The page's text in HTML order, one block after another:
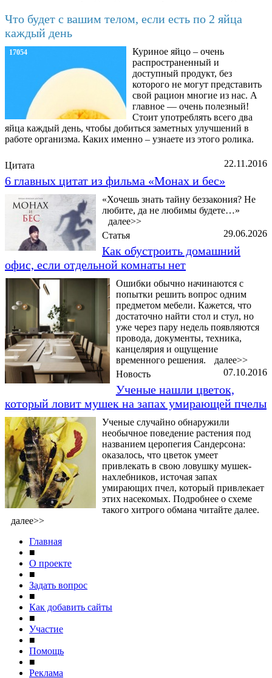
Что будет с вашим телом, если есть по 2 яйца
каждый день
17054
Куриное яйцо – очень
распространенный и
доступный продукт, без
которого не могут представить
свой рацион многие из нас. А
главное — очень полезный!
Стоит употреблять всего два
яйца каждый день, чтобы добиться заметных улучшений в
работе организма. Каких именно – узнаете из этого ролика.
22.11.2016
Цитата
6 главных цитат из фильма «Монах и бес»
«Хочешь знать тайну беззакония? Не
любите, да не любимы будете…»
далее>>
29.06.2026
Статья
Как обустроить домашний
офис, если отдельной комнаты нет
Ошибки обычно начинаются с
попытки решить вопрос одним
предметом мебели. Кажется, что
достаточно найти стол и стул, но
уже через пару недель появляются
провода, документы, техника,
канцелярия и ощущение
временного решения.
далее>>
07.10.2016
Новость
Ученые нашли цветок,
который ловит мушек на запах умирающей пчелы
Ученые случайно обнаружили
необычное поведение растения под
названием церопегия Сандерсона:
оказалось, что цветок умеет
привлекать в свою ловушку мушек-
нахлебников, источая запах
умирающих пчел, который привлекает
этих насекомых. Подробнее о схеме
такого хитрого обмана читайте далее.
далее>>
Главная
■
О проекте
■
Задать вопрос
■
Как добавить сайты
■
Участие
■
Помощь
■
Реклама